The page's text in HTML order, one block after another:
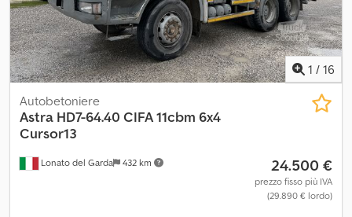
1 / 16
Lonato del Garda 432 km
Autobetoniere
Astra HD7-64.40 CIFA 11cbm 6x4
Cursor13
24.500 €
prezzo fisso più IVA
(29.890 € lordo)